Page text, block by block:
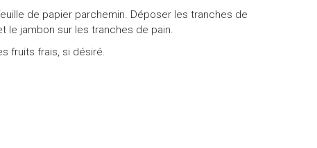
de papier parchemin. Déposer les tranches de
le jambon sur les tranches de pain.
fruits frais, si désiré.